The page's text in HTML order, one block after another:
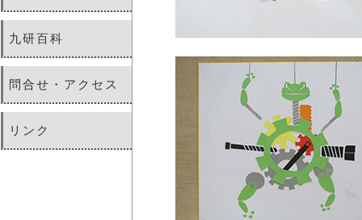
九研百科
問合せ・アクセス
リンク